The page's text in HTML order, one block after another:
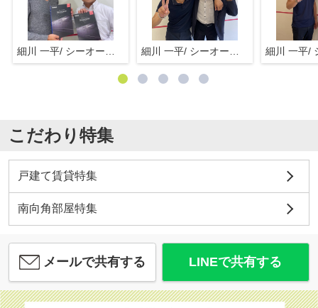
こだわり特集
戸建て賃貸特集
南向角部屋特集
メールで共有する LINEで共有する